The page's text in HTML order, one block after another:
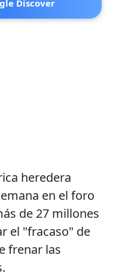
Discover
heredera
en el foro
de 27 millones
el "fracaso" de
frenar las